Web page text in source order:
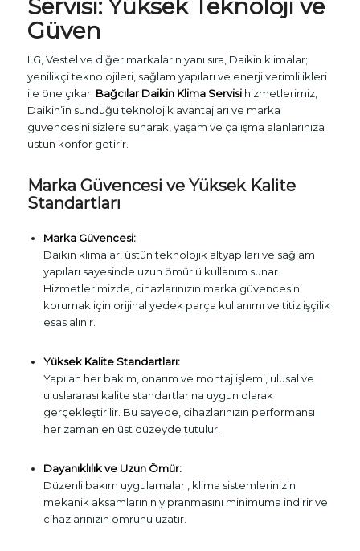
Servisi: Yüksek Teknoloji ve
Güven
LG, Vestel ve diğer markaların yanı sıra, Daikin klimalar;
yenilikçi teknolojileri, sağlam yapıları ve enerji verimlilikleri
ile öne çıkar. Bağcılar Daikin Klima Servisihizmetlerimiz,
Daikin’in sunduğu teknolojik avantajları ve marka
güvencesini sizlere sunarak, yaşam ve çalışma alanlarınıza
üstün konfor getirir.
Marka Güvencesi ve Yüksek Kalite
Standartları
Marka Güvencesi:
Daikin klimalar, üstün teknolojik altyapıları ve sağlam
yapıları sayesinde uzun ömürlü kullanım sunar.
Hizmetlerimizde, cihazlarınızın marka güvencesini
korumak için orijinal yedek parça kullanımı ve titiz işçilik
esas alınır.
Yüksek Kalite Standartları:
Yapılan her bakım, onarım ve montaj işlemi, ulusal ve
uluslararası kalite standartlarına uygun olarak
gerçekleştirilir. Bu sayede, cihazlarınızın performansı
her zaman en üst düzeyde tutulur.
Dayanıklılık ve Uzun Ömür:
Düzenli bakım uygulamaları, klima sistemlerinizin
mekanik aksamlarının yıpranmasını minimuma indirir ve
cihazlarınızın ömrünü uzatır.